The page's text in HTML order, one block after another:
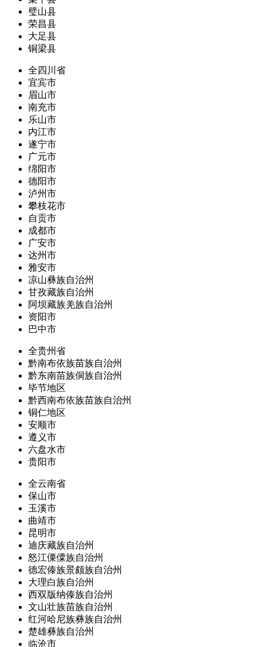
璧山县
荣昌县
大足县
铜梁县
全四川省
宜宾市
眉山市
南充市
乐山市
内江市
遂宁市
广元市
绵阳市
德阳市
泸州市
攀枝花市
自贡市
成都市
广安市
达州市
雅安市
凉山彝族自治州
甘孜藏族自治州
阿坝藏族羌族自治州
资阳市
巴中市
全贵州省
黔南布依族苗族自治州
黔东南苗族侗族自治州
毕节地区
黔西南布依族苗族自治州
铜仁地区
安顺市
遵义市
六盘水市
贵阳市
全云南省
保山市
玉溪市
曲靖市
昆明市
迪庆藏族自治州
怒江傈僳族自治州
德宏傣族景颇族自治州
大理白族自治州
西双版纳傣族自治州
文山壮族苗族自治州
红河哈尼族彝族自治州
楚雄彝族自治州
临沧市